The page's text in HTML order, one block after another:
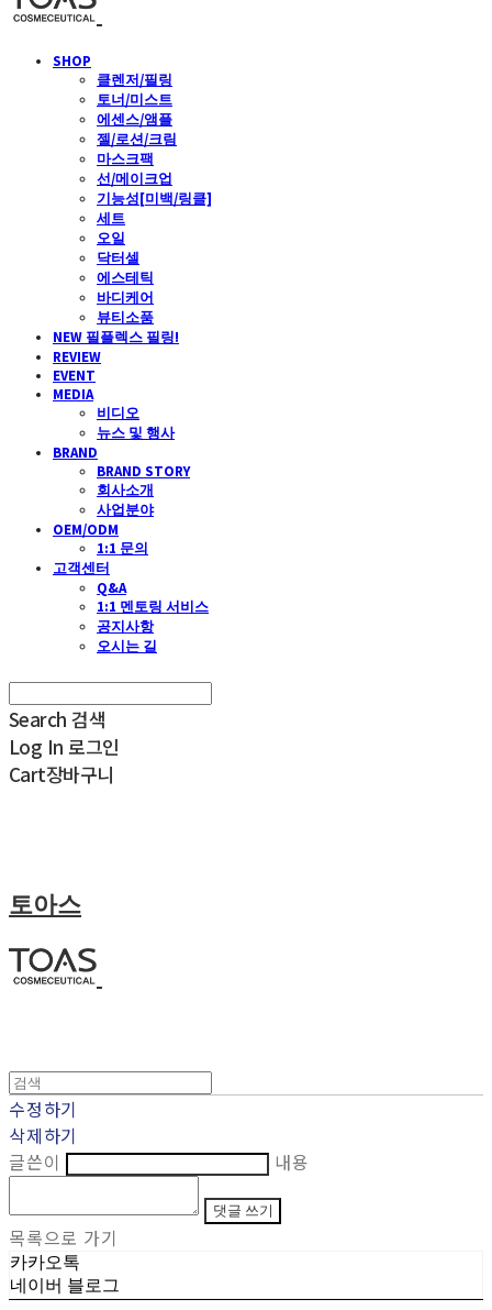
SHOP
클렌저/필링
토너/미스트
에센스/앰플
젤/로션/크림
마스크팩
선/메이크업
기능성[미백/링클]
세트
오일
닥터셀
에스테틱
바디케어
뷰티소품
NEW 필플렉스 필링!
REVIEW
EVENT
MEDIA
비디오
뉴스 및 행사
BRAND
BRAND STORY
회사소개
사업분야
OEM/ODM
1:1 문의
고객센터
Q&A
1:1 멘토링 서비스
공지사항
오시는 길
Search 검색
Log In 로그인
Cart장바구니
토아스
수정하기
삭제하기
글쓴이
내용
댓글 쓰기
목록으로 가기
카카오톡
네이버 블로그